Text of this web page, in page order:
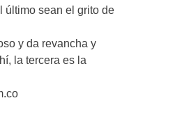
último sean el grito de
y da revancha y
la tercera es la